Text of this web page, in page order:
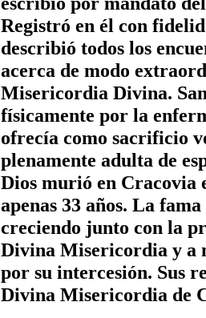
Registró en él con
describió todos los
acerca de modo
Misericordia Divina.
físicamente por la
ofrecía como sacrificio
plenamente adulta de
Dios murió en Cracovia
apenas 33 años. La
creciendo junto con la
Divina Misericordia y a
por su intercesión. Sus
Divina Misericordia de